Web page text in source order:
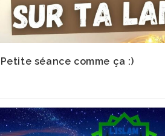
Petite séance comme ça :)